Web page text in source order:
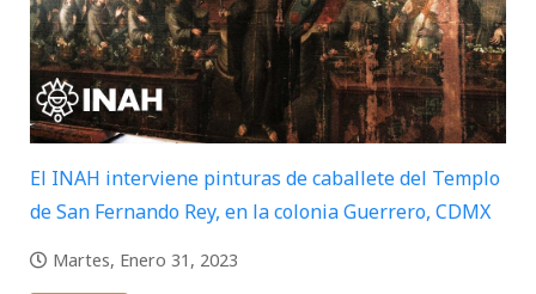
El INAH interviene pinturas de caballete del Templo
de San Fernando Rey, en la colonia Guerrero, CDMX
Martes, Enero 31, 2023